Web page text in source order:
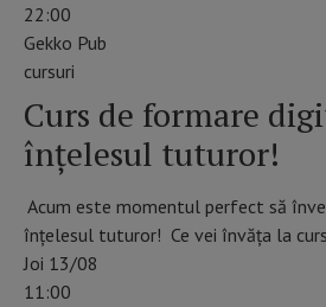
22:00
Gekko Pub
cursuri
Curs de formare
înțelesul tuturor!
Acum este momentul perfect să
înțelesul tuturor! Ce vei învăța la
Joi 13/08
11:00